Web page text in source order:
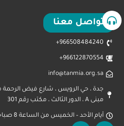
تواصل معنا
966508484240+
966122870554+
info@tanmia.org.sa
جدة ، حي الرويس ، شارع فيض الرحمة
مبنى A ، الدور الثالث ، مكتب رقم 301
أيام الأحد – الخميس من الساعة 8 صباحا حتى 4 عصراً